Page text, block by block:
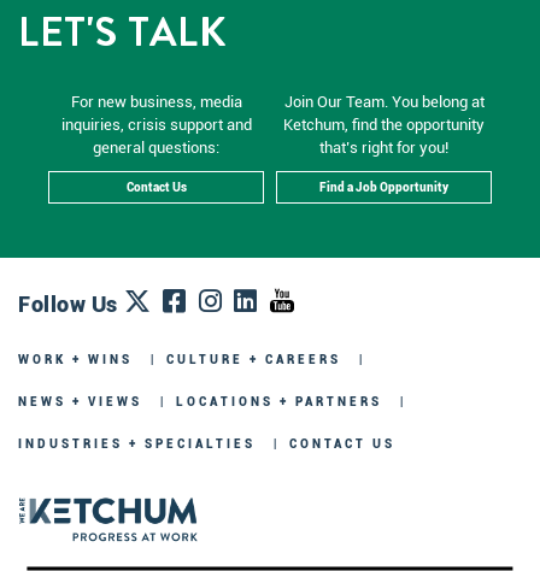
LET'S TALK
For new business, media
inquiries, crisis support and
general questions:
Contact Us
Join Our Team. You belong at
Ketchum, find the opportunity
that’s right for you!
Find a Job Opportunity
Follow Us
WORK + WINS CULTURE + CAREERS
NEWS + VIEWS LOCATIONS + PARTNERS
INDUSTRIES + SPECIALTIES CONTACT US